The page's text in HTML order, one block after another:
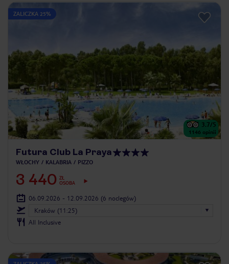
ZALICZKA 25%
3.7/5
1146 opinii
Futura Club La Praya
WŁOCHY KALABRIA PIZZO
3 440 ZŁ
OSOBA
06.09.2026 - 12.09.2026 (6 noclegów)
Kraków (11:25)
All Inclusive